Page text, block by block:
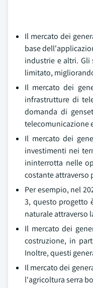
Il mercato dei
base
industrie e altri.
limitato,
Il mercato dei
infrastrutture di
domanda di
telecomunicazione
Il mercato dei
investimenti nei
ininterrotta nelle
costante attraverso
Per esempio, nel
3, questo progetto
naturale attraverso
Il mercato dei
costruzione, in
Inoltre, questi
Il mercato dei
l'agricoltura serra